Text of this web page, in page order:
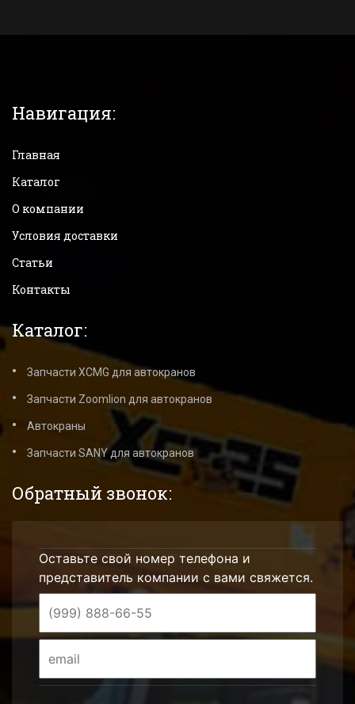
Навигация:
Главная
Каталог
О компании
Условия доставки
Статьи
Контакты
Каталог:
Запчасти XCMG для автокранов
Запчасти Zoomlion для автокранов
Автокраны
Запчасти SANY для автокранов
Обратный звонок:
Оставьте свой номер телефона и
представитель компании с вами свяжется.